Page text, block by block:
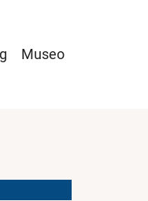
Museo